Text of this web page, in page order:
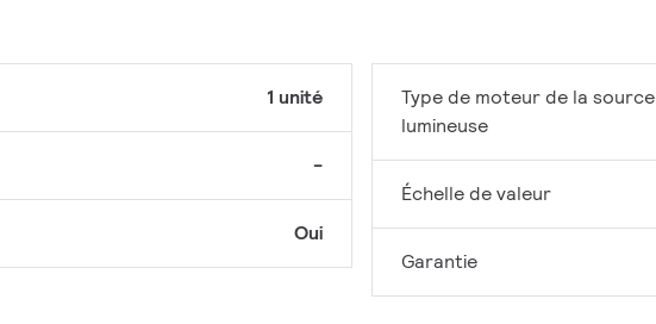
1 unité
-
Oui
Type de moteur de la source
lumineuse
Échelle de valeur
Garantie